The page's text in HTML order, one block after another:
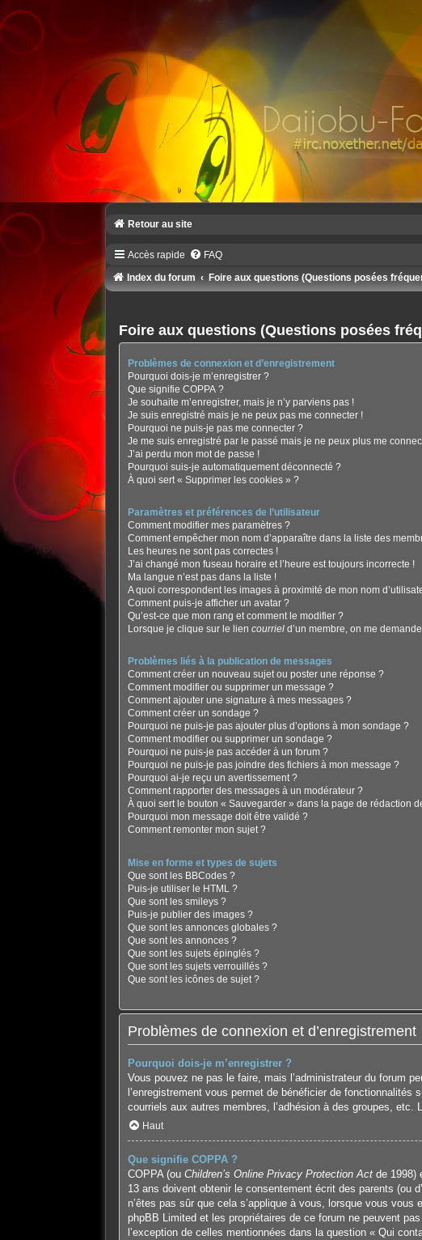
Retour au site
Accès rapide FAQ
Index du forum Foire aux questions (Questions posées
Foire aux questions (Questions posées
Problèmes de connexion et d’enregistrement
Pourquoi dois-je m’enregistrer ?
Que signifie COPPA ?
Je souhaite m’enregistrer, mais je n’y parviens pas !
Je suis enregistré mais je ne peux pas me connecter !
Pourquoi ne puis-je pas me connecter ?
Je me suis enregistré par le passé mais je ne peux plus me
J’ai perdu mon mot de passe !
Pourquoi suis-je automatiquement déconnecté ?
À quoi sert « Supprimer les cookies » ?
Paramètres et préférences de l’utilisateur
Comment modifier mes paramètres ?
Comment empêcher mon nom d’apparaître dans la liste des
Les heures ne sont pas correctes !
J’ai changé mon fuseau horaire et l’heure est toujours incorrecte !
Ma langue n’est pas dans la liste !
A quoi correspondent les images à proximité de mon nom
Comment puis-je afficher un avatar ?
Qu’est-ce que mon rang et comment le modifier ?
Lorsque je clique sur le lien courrield’un membre, on me
Problèmes liés à la publication de messages
Comment créer un nouveau sujet ou poster une réponse ?
Comment modifier ou supprimer un message ?
Comment ajouter une signature à mes messages ?
Comment créer un sondage ?
Pourquoi ne puis-je pas ajouter plus d’options à mon sondage ?
Comment modifier ou supprimer un sondage ?
Pourquoi ne puis-je pas accéder à un forum ?
Pourquoi ne puis-je pas joindre des fichiers à mon message ?
Pourquoi ai-je reçu un avertissement ?
Comment rapporter des messages à un modérateur ?
À quoi sert le bouton « Sauvegarder » dans la page de rédaction
Pourquoi mon message doit être validé ?
Comment remonter mon sujet ?
Mise en forme et types de sujets
Que sont les BBCodes ?
Puis-je utiliser le HTML ?
Que sont les smileys ?
Puis-je publier des images ?
Que sont les annonces globales ?
Que sont les annonces ?
Que sont les sujets épinglés ?
Que sont les sujets verrouillés ?
Que sont les icônes de sujet ?
Problèmes de connexion et d’enregistrement
Pourquoi dois-je m’enregistrer ?
Vous pouvez ne pas le faire, mais l’administrateur du forum
l’enregistrement vous permet de bénéficier de
courriels aux autres membres, l’adhésion à des groupes, etc.
Haut
Que signifie COPPA ?
COPPA (ou Children’s Online Privacy Protection Actde 1998)
13 ans doivent obtenir le consentement écrit des parents (ou
n’êtes pas sûr que cela s’applique à vous, lorsque vous
phpBB Limited et les propriétaires de ce forum ne peuvent
l’exception de celles mentionnées dans la question « Qui